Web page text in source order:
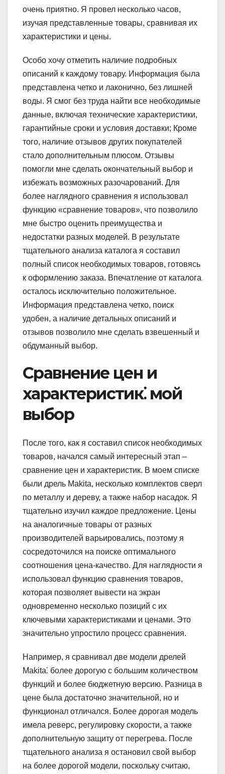
очень приятно. Я провел несколько часов,
изучая представленные товары, сравнивая их
характеристики и цены.
Особо хочу отметить наличие подробных
описаний к каждому товару. Информация была
представлена четко и лаконично, без лишней
воды. Я смог без труда найти все необходимые
данные, включая технические характеристики,
гарантийные сроки и условия доставки; Кроме
того, наличие отзывов других покупателей
стало дополнительным плюсом. Отзывы
помогли мне сделать окончательный выбор и
избежать возможных разочарований. Для
более наглядного сравнения я использовал
функцию «сравнение товаров», что позволило
мне быстро оценить преимущества и
недостатки разных моделей. В результате
тщательного анализа каталога я составил
полный список необходимых товаров, готовясь
к оформлению заказа. Впечатление от каталога
осталось исключительно положительное.
Информация представлена четко, поиск
удобен, а наличие детальных описаний и
отзывов позволило мне сделать взвешенный и
обдуманный выбор.
Сравнение цен и
характеристик⁚ мой
выбор
После того, как я составил список необходимых
товаров, начался самый интересный этап –
сравнение цен и характеристик. В моем списке
были дрель Makita, несколько комплектов сверл
по металлу и дереву, а также набор насадок. Я
тщательно изучил каждое предложение. Цены
на аналогичные товары от разных
производителей варьировались, поэтому я
сосредоточился на поиске оптимального
соотношения цена-качество. Для наглядности я
использовал функцию сравнения товаров,
которая позволяет вывести на экран
одновременно несколько позиций с их
ключевыми характеристиками и ценами. Это
значительно упростило процесс сравнения.
Например, я сравнивал две модели дрелей
Makita⁚ более дорогую с большим количеством
функций и более бюджетную версию. Разница в
цене была достаточно значительной, но и
функционал отличался. Более дорогая модель
имела реверс, регулировку скорости, а также
дополнительную защиту от перегрева. После
тщательного анализа я остановил свой выбор
на более дорогой модели, поскольку считаю,